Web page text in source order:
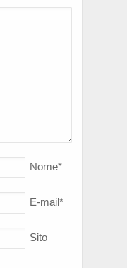
Nome*
E-mail*
Sito